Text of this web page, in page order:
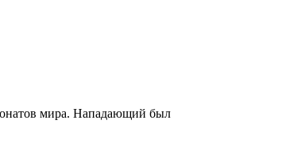
мира. Нападающий был